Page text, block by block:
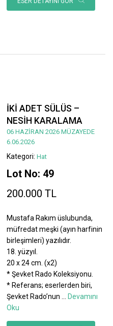
İKİ ADET SÜLÜS –
NESİH KARALAMA
06 HAZİRAN 2026 MÜZAYEDE
6.06.2026
Kategori: Hat
Lot No: 49
200.000 TL
Mustafa Rakım üslubunda,
müfredat meşki (ayın harfinin
birleşimleri) yazılıdır.
18. yüzyıl.
20 x 24 cm. (x2)
* Şevket Rado Koleksiyonu.
* Referans; eserlerden biri,
Şevket Rado’nun
Devamını
Oku